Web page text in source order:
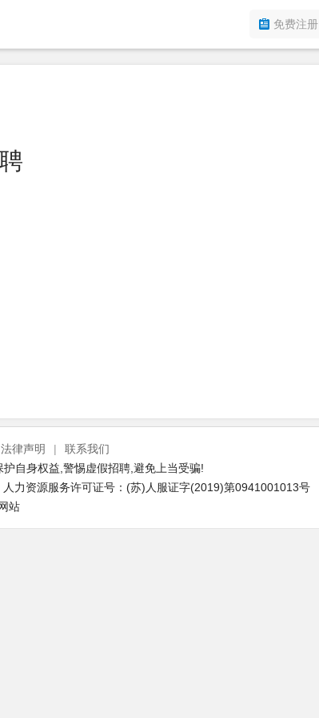
免费注册
法律声明 |
联系我们
自身权益,警惕虚假招聘,避免上当受骗!
力资源服务许可证号：(苏)人服证字(2019)第0941001013号
站